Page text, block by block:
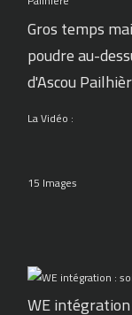
Gros temps
poudre au-
d'Ascou
La Vidéo :
15 Images
WE